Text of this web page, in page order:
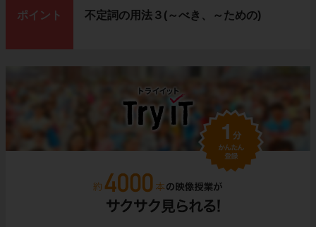
ポイント 不定詞の用法３(～べき、～ための)